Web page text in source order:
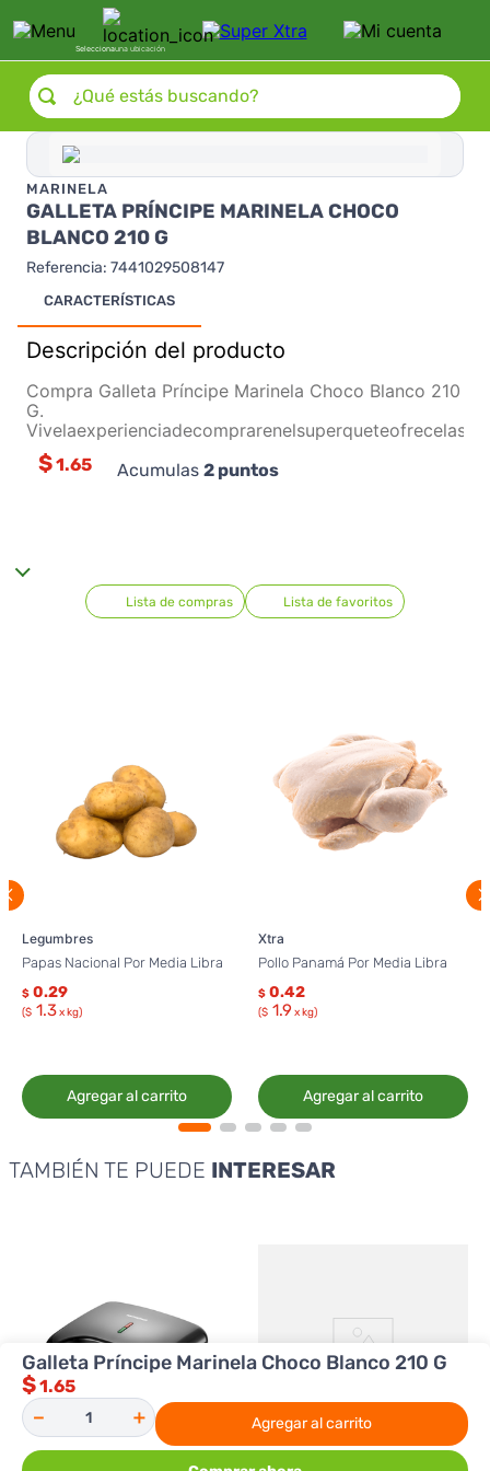
Seleccionauna ubicación
¿Qué estás buscando?
MARINELA
GALLETA PRÍNCIPE MARINELA CHOCO
BLANCO 210 G
Referencia: 7441029508147
CARACTERÍSTICAS
Descripción del producto
Compra Galleta Príncipe Marinela Choco Blanco 210
G.
$1.65 Acumulas 2puntos
Lista de compras Lista de favoritos
Legumbres
Papas Nacional Por Media Libra
$ 0.29
($ 1.3x kg)
Agregar al carrito
Xtra
Pollo Panamá Por Media Libra
$ 0.42
($ 1.9 x kg)
Agregar al carrito
TAMBIÉN TE PUEDE INTERESAR
Galleta Príncipe Marinela Choco Blanco 210 G
$1.65
＋
－ Agregar al carrito